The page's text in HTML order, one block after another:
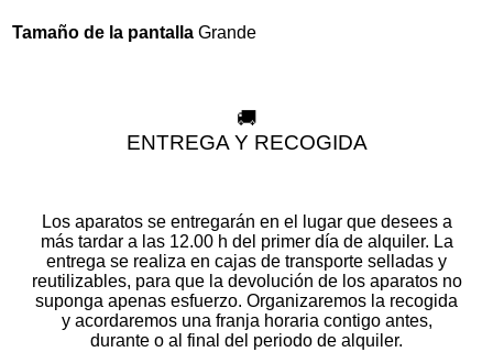
Tamaño de la pantalla Grande
🚚
ENTREGA Y RECOGIDA
Los aparatos se entregarán en el lugar que desees a
más tardar a las 12.00 h del primer día de alquiler. La
entrega se realiza en cajas de transporte selladas y
reutilizables, para que la devolución de los aparatos no
suponga apenas esfuerzo. Organizaremos la recogida
y acordaremos una franja horaria contigo antes,
durante o al final del periodo de alquiler.